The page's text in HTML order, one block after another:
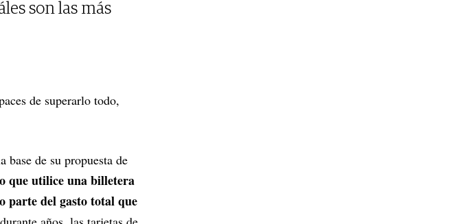
son las más
de superarlo todo,
base de su propuesta de
que utilice una billetera
parte del gasto total que